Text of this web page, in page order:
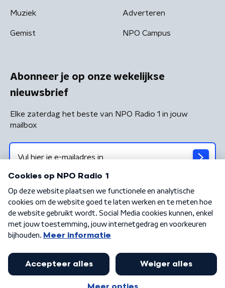
Muziek
Gemist
Adverteren
NPO Campus
Abonneer je op onze wekelijkse
nieuwsbrief
Elke zaterdag het beste van NPO Radio 1 in jouw
mailbox
Algemene voorwaarden